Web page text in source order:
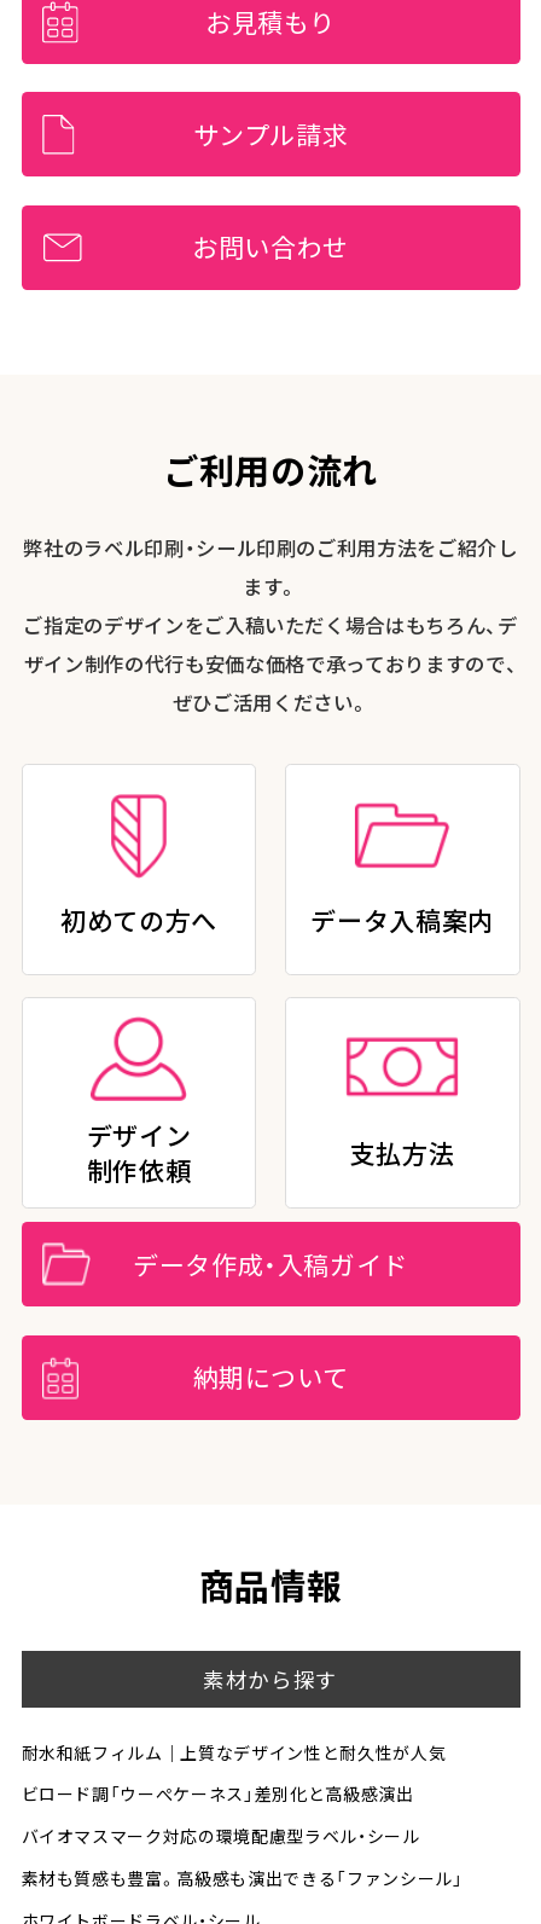
お見積もり
サンプル請求
お問い合わせ
ご利用の流れ
弊社のラベル印刷・シール印刷のご利用方法をご紹介し
ます。
ご指定のデザインをご入稿いただく場合はもちろん、デ
ザイン制作の代行も安価な価格で承っておりますので、
ぜひご活用ください。
初めての方へ データ入稿案内
デザイン
制作依頼
支払方法
データ作成・入稿ガイド
納期について
商品情報
素材から探す
耐水和紙フィルム｜上質なデザイン性と耐久性が人気
ビロード調「ウーぺケーネス」差別化と高級感演出
バイオマスマーク対応の環境配慮型ラベル・シール
素材も質感も豊富。高級感も演出できる「ファンシール」